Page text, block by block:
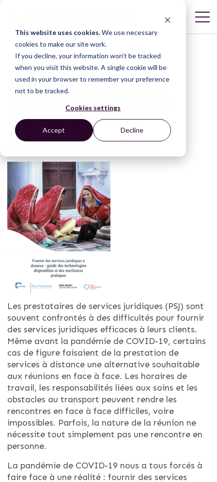
This website uses cookies.We use necessary
cookies to make our site work.
If you decline, your information won’t be tracked
when you visit this website. A single cookie will be
used in your browser to remember your preference
not to be tracked.
Cookies settings
Accept Decline
Fournir des services
juridiques à distance:
guide des technologies
disponibles et des
meilleures pratiques
Les prestataires de services juridiques (PSJ) sont
souvent confrontés à des difficultés pour fournir
des services juridiques efficaces à leurs clients.
Même avant la pandémie de COVID-19, certains
cas de figure faisaient de la prestation de
services à distance une alternative souhaitable
aux réunions en face à face. Les horaires de
travail, les responsabilités liées aux soins et les
obstacles au transport peuvent rendre les
rencontres en face à face difficiles, voire
impossibles. Parfois, la nature de la réunion ne
nécessite tout simplement pas une rencontre en
personne.
La pandémie de COVID-19 nous a tous forcés à
faire face à une réalité : fournir des services